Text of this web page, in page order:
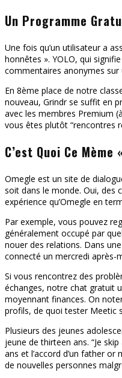
Un Programme
Une fois qu’un utilisateur a
honnêtes ». YOLO, qui
commentaires anonymes
En 8ème place de notre
nouveau, Grindr se suffit en
avec les membres Premium
vous êtes plutôt “rencontres
C’est Quoi Ce
Omegle est un site de
soit dans le monde. Oui, des
expérience qu’Omegle en
Par exemple, vous pouvez
généralement occupé par
nouer des relations. Dans
connecté un mercredi après-
Si vous rencontrez des
échanges, notre chat gratuit
moyennant finances. On
profils, de quoi tester Meetic
Plusieurs des jeunes
jeune de thirteen ans. “Je
ans et l’accord d’un father
de nouvelles personnes